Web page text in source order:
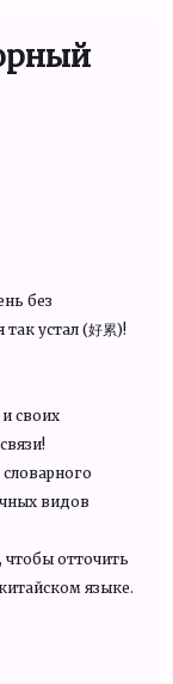
без
устал (好累)!
своих
видов
чтобы отточить
языке.